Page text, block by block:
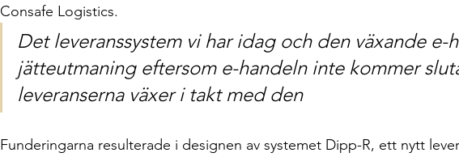
Consafe Logistics.
Det leveranssystem vi har idag och den växande e-
jätteutmaning eftersom e-handeln inte kommer
leveranserna växer i takt med den
Funderingarna resulterade i designen av systemet Dipp-R, ett nytt